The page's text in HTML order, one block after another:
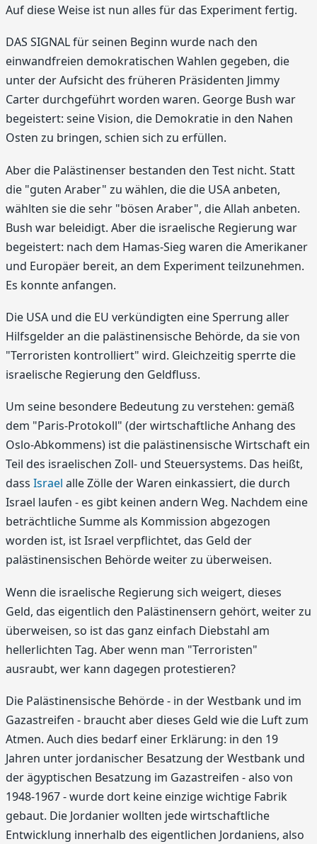
Auf diese Weise ist nun alles für das Experiment fertig.
DAS SIGNAL für seinen Beginn wurde nach den
einwandfreien demokratischen Wahlen gegeben, die
unter der Aufsicht des früheren Präsidenten Jimmy
Carter durchgeführt worden waren. George Bush war
begeistert: seine Vision, die Demokratie in den Nahen
Osten zu bringen, schien sich zu erfüllen.
Aber die Palästinenser bestanden den Test nicht. Statt
die "guten Araber" zu wählen, die die USA anbeten,
wählten sie die sehr "bösen Araber", die Allah anbeten.
Bush war beleidigt. Aber die israelische Regierung war
begeistert: nach dem Hamas-Sieg waren die Amerikaner
und Europäer bereit, an dem Experiment teilzunehmen.
Es konnte anfangen.
Die USA und die EU verkündigten eine Sperrung aller
Hilfsgelder an die palästinensische Behörde, da sie von
"Terroristen kontrolliert" wird. Gleichzeitig sperrte die
israelische Regierung den Geldfluss.
Um seine besondere Bedeutung zu verstehen: gemäß
dem "Paris-Protokoll" (der wirtschaftliche Anhang des
Oslo-Abkommens) ist die palästinensische Wirtschaft ein
Teil des israelischen Zoll- und Steuersystems. Das heißt,
dass Israel alle Zölle der Waren einkassiert, die durch
Israel laufen - es gibt keinen andern Weg. Nachdem eine
beträchtliche Summe als Kommission abgezogen
worden ist, ist Israel verpflichtet, das Geld der
palästinensischen Behörde weiter zu überweisen.
Wenn die israelische Regierung sich weigert, dieses
Geld, das eigentlich den Palästinensern gehört, weiter zu
überweisen, so ist das ganz einfach Diebstahl am
hellerlichten Tag. Aber wenn man "Terroristen"
ausraubt, wer kann dagegen protestieren?
Die Palästinensische Behörde - in der Westbank und im
Gazastreifen - braucht aber dieses Geld wie die Luft zum
Atmen. Auch dies bedarf einer Erklärung: in den 19
Jahren unter jordanischer Besatzung der Westbank und
der ägyptischen Besatzung im Gazastreifen - also von
1948-1967 - wurde dort keine einzige wichtige Fabrik
gebaut. Die Jordanier wollten jede wirtschaftliche
Entwicklung innerhalb des eigentlichen Jordaniens, also